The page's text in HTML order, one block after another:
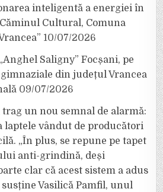
inteligentă a energiei în
Cultural, Comuna
10/07/2026
Saligny” Focșani, pe
din județul Vrancea
09/07/2026
un nou semnal de alarmă:
vândut de producători
„În plus, se repune pe tapet
anti-grindină, deși
clar că acest sistem a adus
Vasilică Pamfil, unul